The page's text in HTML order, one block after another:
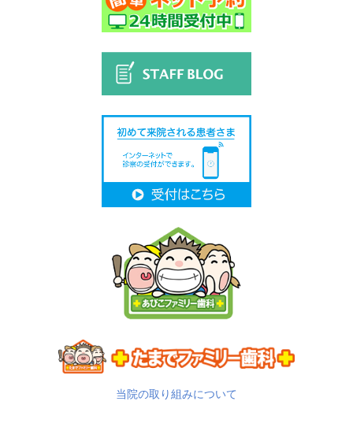
当院の取り組みについて